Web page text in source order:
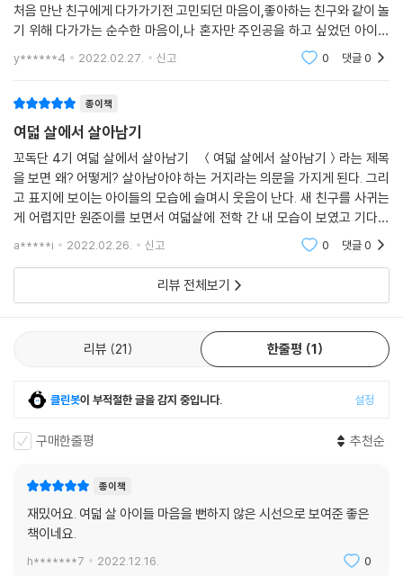
처음 만난 친구에게 다가가기전 고민되던 마음이,좋아하는 친구와 같이 놀
기 위해 다가가는 순수한 마음이,나 혼자만 주인공을 하고 싶었던 아이들
의 마음이,두근두근 여러 사람 앞에서 발표하는 것이 떨리던 마음이,체육
시간의 뜀틀이 무서
y******4 2022.02.27. 신고 0 댓글0
종이책
여덟 살에서 살아남기
꼬독단 4기 여덟 살에서 살아남기 ＜여덟 살에서 살아남기＞라는 제목
을 보면 왜? 어떻게? 살아남아야 하는 거지라는 의문을 가지게 된다. 그리
고 표지에 보이는 아이들의 모습에 슬며시 웃음이 난다. 새 친구를 사귀는
게 어렵지만 원준이를 보면서 여덟살에 전학 간 내 모습이 보였고 기다리
는 것을 힘들어하지만 기다리는 영웅이가 정말 이름처럼 영웅처럼 느껴졌
a*****i 2022.02.26. 신고 0 댓글0
리뷰 전체보기
리뷰 21 한줄평 1
클린봇이 부적절한 글을 감지 중입니다. 설정
구매한줄평 추천순
종이책
재밌어요. 여덟 살 아이들 마음을 뻔하지 않은 시선으로 보여준 좋은
책이네요.
h*******7 2022.12.16. 0